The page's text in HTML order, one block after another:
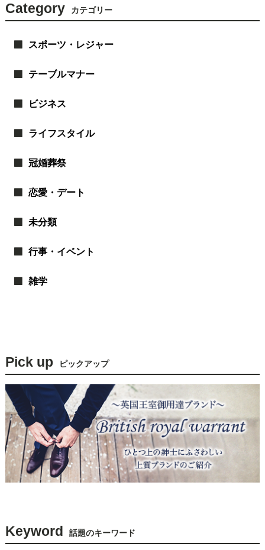
Category カテゴリー
スポーツ・レジャー
テーブルマナー
ビジネス
ライフスタイル
冠婚葬祭
恋愛・デート
未分類
行事・イベント
雑学
Pick up ピックアップ
Keyword 話題のキーワード